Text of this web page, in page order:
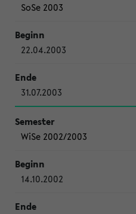
SoSe 2003
22.04.2003
31.07.2003
WiSe 2002/2003
14.10.2002